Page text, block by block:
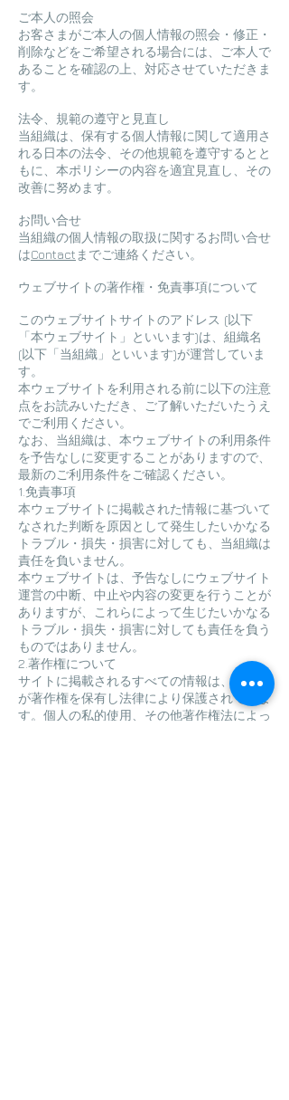
ご本人の照会
お客さまがご本人の個人情報の照会・修正・
削除などをご希望される場合には、ご本人で
あることを確認の上、対応させていただきま
す。
法令、規範の遵守と見直し
当組織は、保有する個人情報に関して適用さ
れる日本の法令、その他規範を遵守するとと
もに、本ポリシーの内容を適宜見直し、その
改善に努めます。
お問い合せ
当組織の個人情報の取扱に関するお問い合せ
はContact までご連絡ください。
ウェブサイトの著作権・免責事項について
このウェブサイトサイトのアドレス (以下
「本ウェブサイト」といいます)は、組織名
(以下「当組織」といいます)が運営していま
す。
本ウェブサイトを利用される前に以下の注意
点をお読みいただき、ご了解いただいたうえ
でご利用ください。
なお、当組織は、本ウェブサイトの利用条件
を予告なしに変更することがありますので、
最新のご利用条件をご確認ください。
1.免責事項
本ウェブサイトに掲載された情報に基づいて
なされた判断を原因として発生したいかなる
トラブル・損失・損害に対しても、当組織は
責任を負いません。
本ウェブサイトは、予告なしにウェブサイト
運営の中断、中止や内容の変更を行うことが
ありますが、これらによって生じたいかなる
トラブル・損失・損害に対しても責任を負う
ものではありません。
2.著作権について
サイトに掲載されるすべての情報は、当組織
が著作権を保有し法律により保護されていま
す。個人の私的使用、その他著作権法によっ